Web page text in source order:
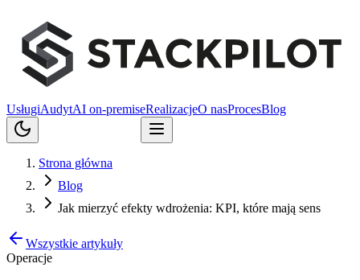
UsługiAudytAI on-premiseRealizacjeO nasProcesBlog
Strona główna
Blog
Jak mierzyć efekty wdrożenia: KPI, które mają sens
Wszystkie artykuły
Operacje